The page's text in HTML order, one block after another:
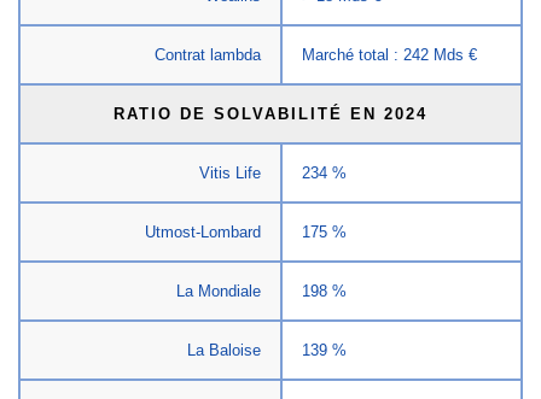
Contrat lambda Marché total : 242 Mds €
RATIO DE SOLVABILITÉ EN 2024
Vitis Life 234 %
Utmost-Lombard 175 %
La Mondiale 198 %
La Baloise 139 %